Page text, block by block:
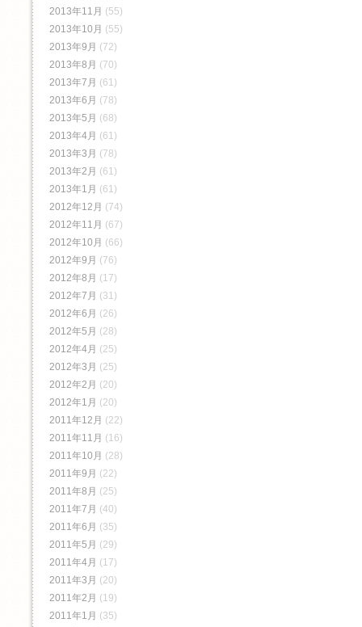
2013年11月 (55)
2013年10月 (55)
2013年9月 (72)
2013年8月 (70)
2013年7月 (61)
2013年6月 (78)
2013年5月 (68)
2013年4月 (61)
2013年3月 (78)
2013年2月 (61)
2013年1月 (61)
2012年12月 (74)
2012年11月 (67)
2012年10月 (66)
2012年9月 (76)
2012年8月 (17)
2012年7月 (31)
2012年6月 (26)
2012年5月 (28)
2012年4月 (25)
2012年3月 (25)
2012年2月 (20)
2012年1月 (20)
2011年12月 (22)
2011年11月 (16)
2011年10月 (28)
2011年9月 (22)
2011年8月 (25)
2011年7月 (40)
2011年6月 (35)
2011年5月 (29)
2011年4月 (17)
2011年3月 (20)
2011年2月 (19)
2011年1月 (35)